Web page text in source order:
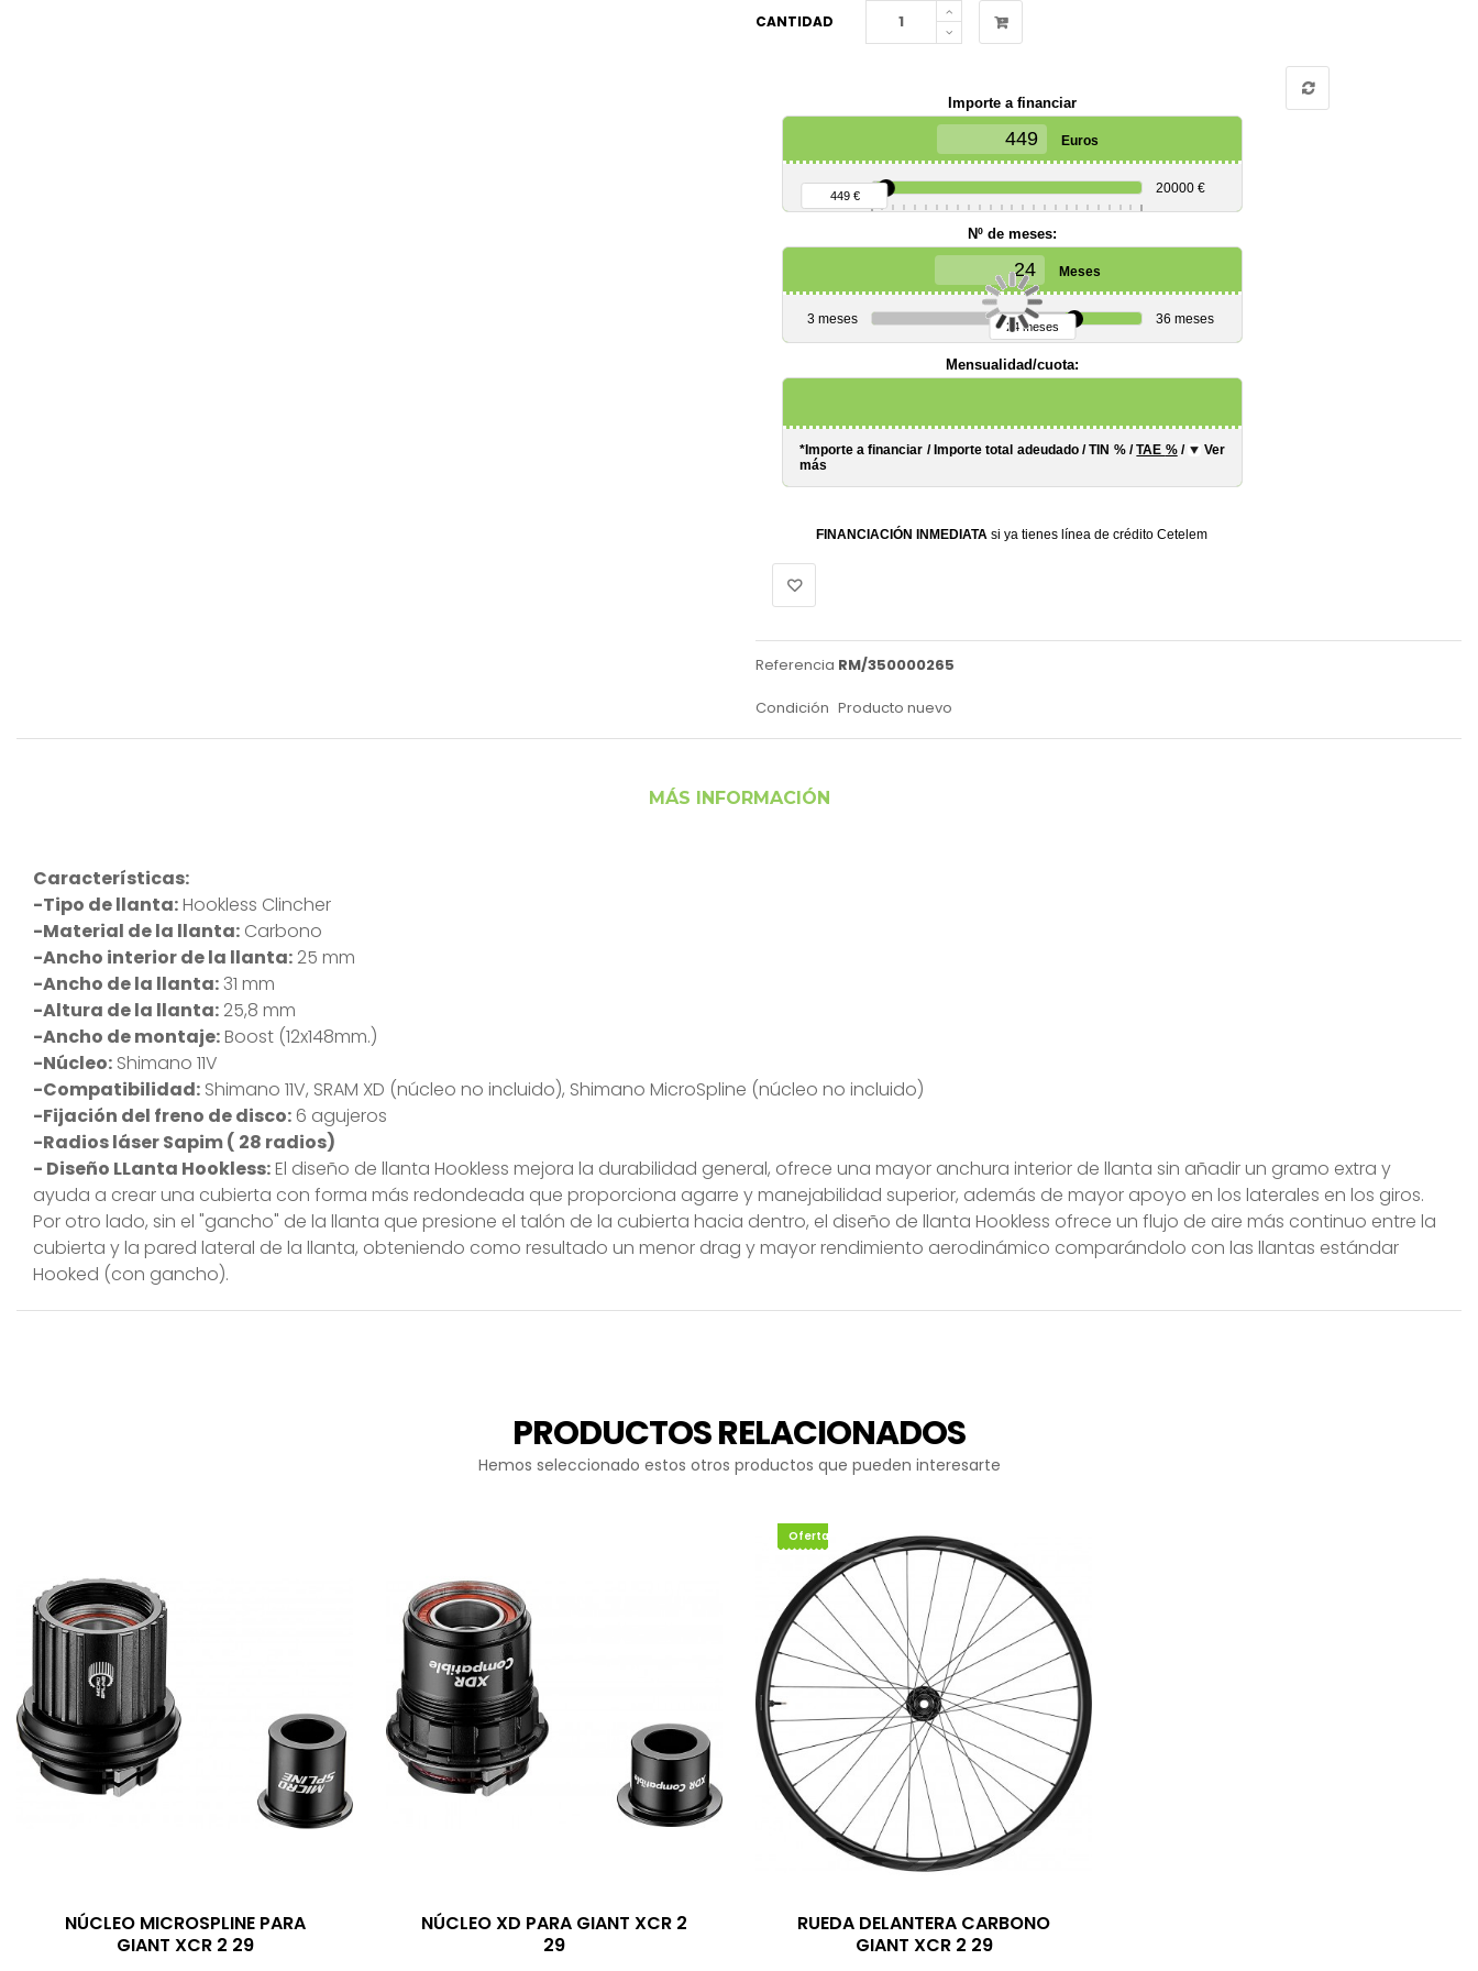
CANTIDAD
Importe a financiar
Euros
90 €
449 € 20000 €
Nº de meses:
Meses
3 meses 24 meses 36 meses
Mensualidad/cuota:
*Importe a financiar /Importe total adeudado/TIN %/TAE %/
Ver
más
FINANCIACIÓN INMEDIATA si ya tienes línea de crédito Cetelem
Referencia RM/350000265
Condición Producto nuevo
MÁS INFORMACIÓN
Características:
-Tipo de llanta:Hookless Clincher
-Material de la llanta: Carbono
-Ancho interior de la llanta: 25 mm
-Ancho de la llanta:31 mm
-Altura de la llanta: 25,8 mm
-Ancho de montaje:Boost (12x148mm.)
-Núcleo: Shimano 11V
-Compatibilidad: Shimano 11V, SRAM XD (núcleo no incluido), Shimano MicroSpline (núcleo no incluido)
-Fijación del freno de disco: 6 agujeros
-Radios láser Sapim ( 28 radios)
- Diseño LLanta Hookless:El diseño de llanta Hookless mejora la durabilidad general, ofrece una mayor anchura interior de llanta sin añadir un gramo extra y
ayuda a crear una cubierta con forma más redondeada que proporciona agarre y manejabilidad superior, además de mayor apoyo en los laterales en los giros.
Por otro lado, sin el "gancho" de la llanta que presione el talón de la cubierta hacia dentro, el diseño de llanta Hookless ofrece un flujo de aire más continuo entre la
cubierta y la pared lateral de la llanta, obteniendo como resultado un menor drag y mayor rendimiento aerodinámico comparándolo con las llantas estándar
Hooked (con gancho).
PRODUCTOS RELACIONADOS
Hemos seleccionado estos otros productos que pueden interesarte
NÚCLEO MICROSPLINE PARA
GIANT XCR 2 29
NÚCLEO XD PARA GIANT XCR 2
29
Oferta
RUEDA DELANTERA CARBONO
GIANT XCR 2 29